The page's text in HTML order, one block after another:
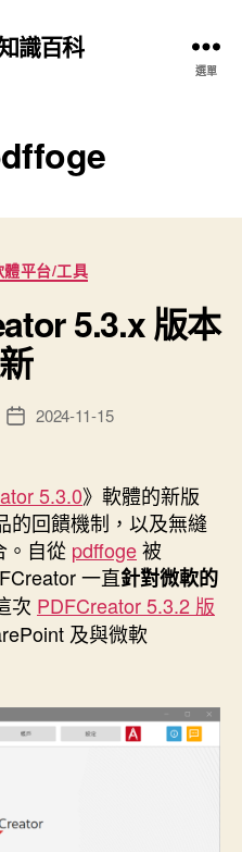
識百科
選單
體平台/工具
5.3.x 版本
文
佈
日
期
2024-11-15
5.3.0》軟體的新版
的回饋機制，以及無縫
。自從 pdffoge被
一直針對微軟的
次 PDFCreator 5.3.2 版
及與微軟